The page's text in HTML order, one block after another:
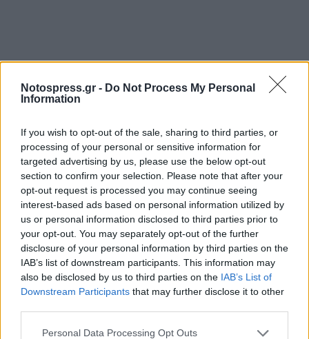
Notospress.gr - Do Not Process My Personal
Information
If you wish to opt-out of the sale, sharing to third parties, or
processing of your personal or sensitive information for
targeted advertising by us, please use the below opt-out
section to confirm your selection. Please note that after your
opt-out request is processed you may continue seeing
interest-based ads based on personal information utilized by
us or personal information disclosed to third parties prior to
your opt-out. You may separately opt-out of the further
disclosure of your personal information by third parties on the
IAB’s list of downstream participants. This information may
also be disclosed by us to third parties on the IAB’s List of
Downstream Participants that may further disclose it to other
Personal Data Processing Opt Outs